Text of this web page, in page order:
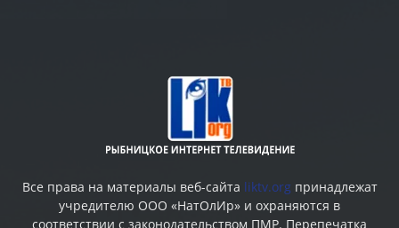
Все права на материалы веб-сайта liktv.org принадлежат
учредителю ООО «НатОлИр» и охраняются в
соответствии с законодательством ПМР. Перепечатка